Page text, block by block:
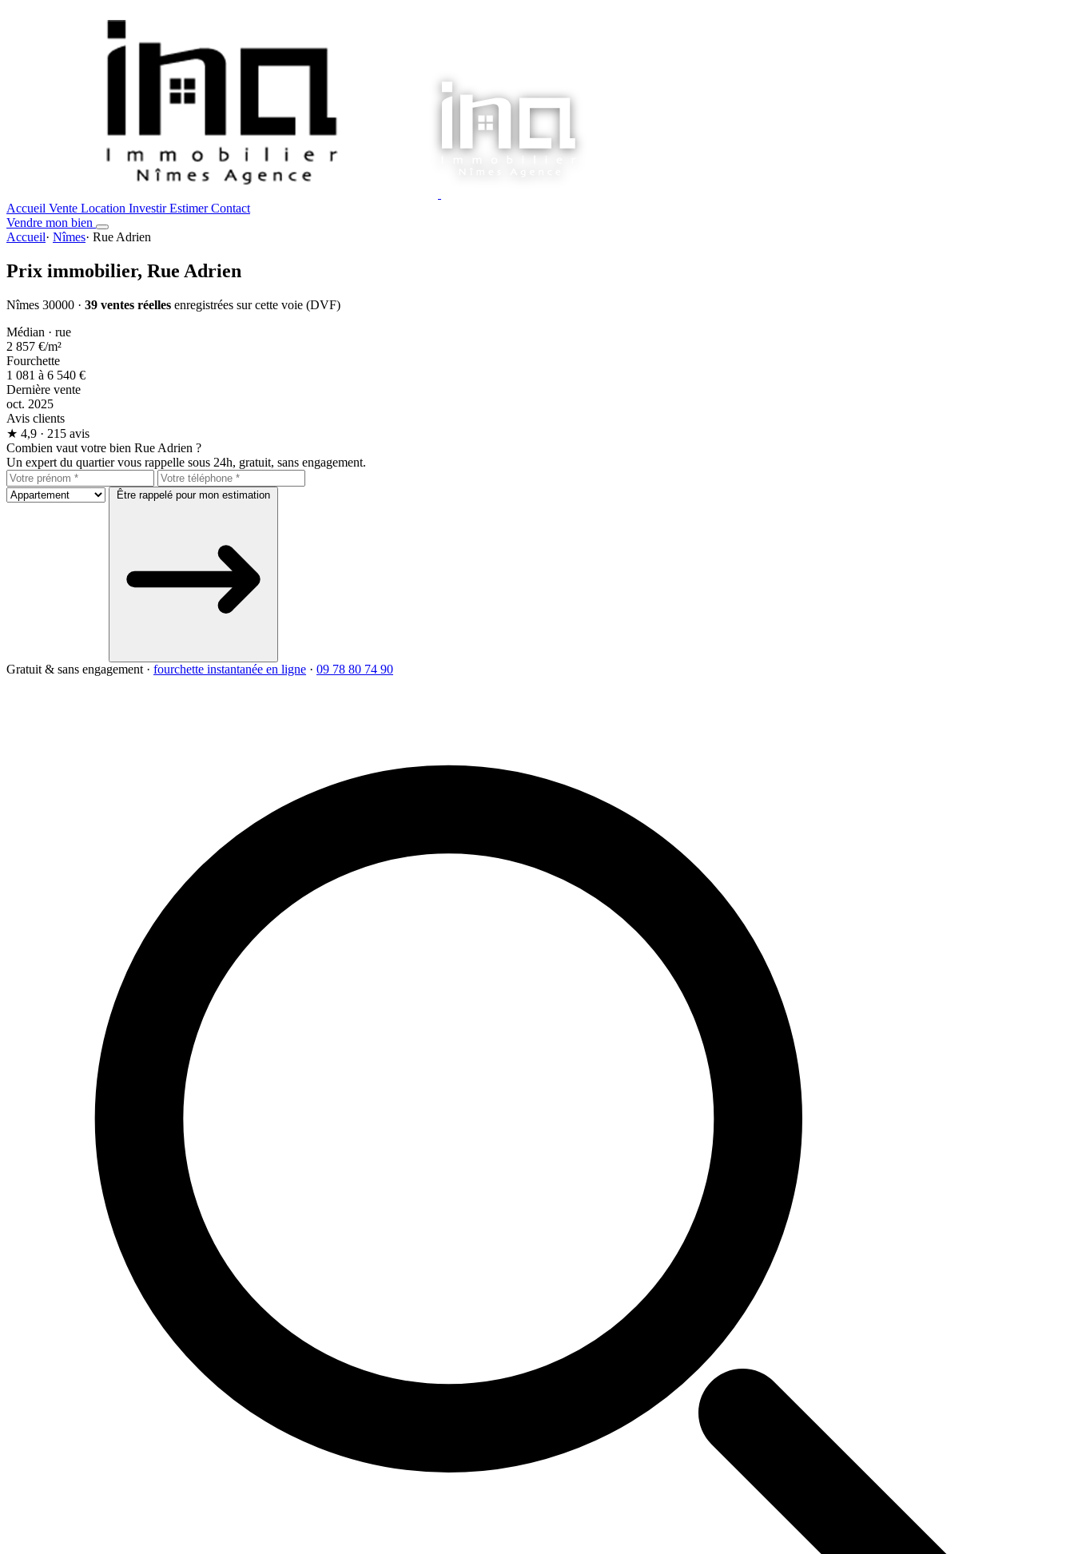
Accueil Vente Location InvestirEstimerContact
Vendre mon bien
Accueil· Nîmes· Rue Adrien
Prix immobilier, Rue Adrien
Nîmes 30000 · 39 ventes réelles enregistrées sur cette voie (DVF)
Médian · rue
2 857 €/m²
Fourchette
1 081 à 6 540 €
Dernière vente
oct. 2025
Avis clients
★ 4,9 · 215 avis
Combien vaut votre bien Rue Adrien ?
Un expert du quartier vous rappelle sous 24h, gratuit, sans engagement.
Être rappelé pour mon estimation
Gratuit & sans engagement · fourchette instantanée en ligne · 09 78 80 74 90